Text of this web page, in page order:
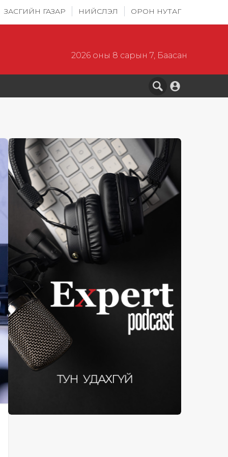
ЗАСГИЙН ГАЗАР НИЙСЛЭЛ ОРОН НУТАГ
2026 оны 8 сарын 7, Баасан